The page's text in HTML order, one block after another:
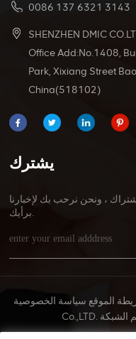
0086 137 6321 3143
SHENZHEN DMIC
Office Add:No.1408,
Park, Xixiang Street
China(518102)
يشترك
، ونحن نرحب بك لإخبارنا
برأيك.
الموقع سياسة الخصوصية
الشبكة